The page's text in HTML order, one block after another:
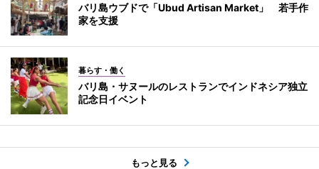
バリ島ウブドで「Ubud Artisan Market」 若手作
家を支援
暮らす・働く
バリ島・サヌールのレストランでインドネシア独立
記念日イベント
もっと見る